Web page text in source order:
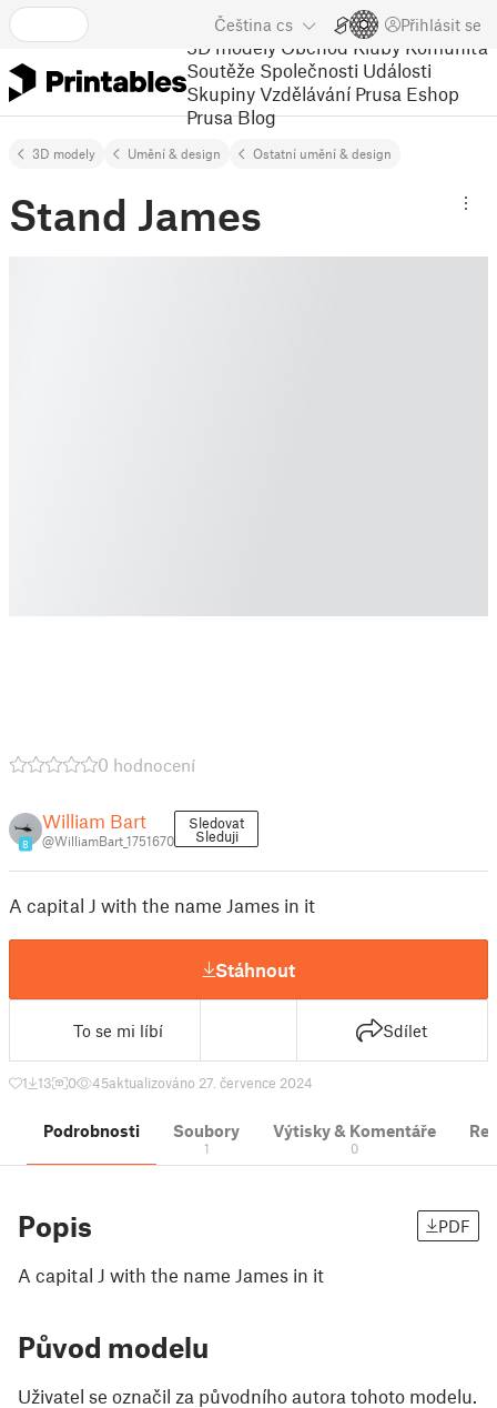
Čeština cs Přihlásit se
3D modely Obchod Kluby Komunita
Soutěže Společnosti Události
Skupiny Vzdělávání Prusa Eshop
Prusa Blog
3D modely Umění & design Ostatní umění & design
Stand James
0 hodnocení
8
William Bart
@WilliamBart_1751670
Sledovat
Sleduji
A capital J with the name James in it
Stáhnout
To se mi líbí Sdílet
1 13 0 45aktualizováno 27. července 2024
Podrobnosti Soubory
1
Výtisky & Komentáře
0
Popis PDF
A capital J with the name James in it
Původ modelu
Uživatel se označil za původního autora tohoto modelu.